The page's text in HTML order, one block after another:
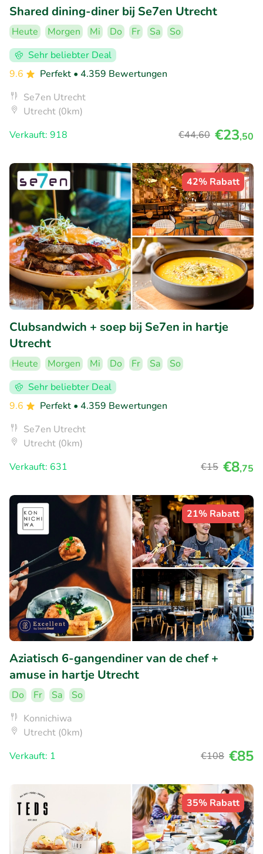
Shared dining-diner bij Se7en Utrecht
Heute Morgen Mi Do Fr Sa
So
Sehr beliebter Deal
9.6
Perfekt • 4.359 Bewertungen
Se7en Utrecht
Utrecht (0km)
Verkauft: 918
€44,60 €23,50
42% Rabatt
Clubsandwich + soep bij Se7en in hartje
Utrecht
Heute Morgen Mi Do Fr Sa
So
Sehr beliebter Deal
9.6
Perfekt • 4.359 Bewertungen
Se7en Utrecht
Utrecht (0km)
Verkauft: 631
€15 €8,75
21% Rabatt
Aziatisch 6-gangendiner van de chef +
amuse in hartje Utrecht
Do Fr Sa
So
Konnichiwa
Utrecht (0km)
Verkauft: 1
€108 €85
35% Rabatt